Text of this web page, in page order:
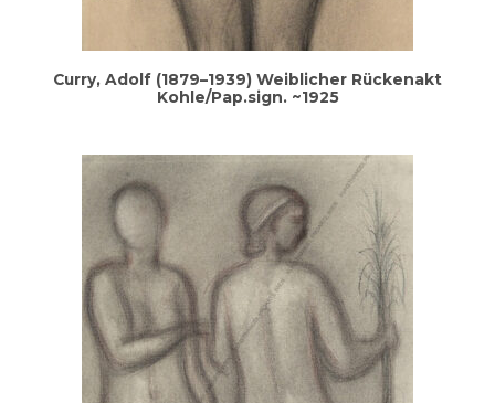
Cur­ry, Adolf (1879–1939) Weib­li­cher Rücken­akt
Kohle/Pap.sign. ~1925